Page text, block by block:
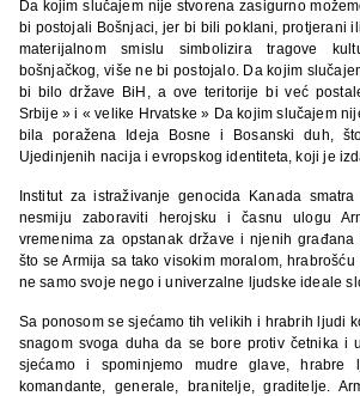
Da kojim slučajem nije stvorena zasigurno
bi postojali Bošnjaci, jer bi bili poklani, protjerani
materijalnom smislu simbolizira tragove
bošnjačkog, više ne bi postojalo. Da kojim
bi bilo države BiH, a ove teritorije bi već
Srbije » i « velike Hrvatske » Da kojim slučajem
bila poražena Ideja Bosne i Bosanski duh,
Ujedinjenih nacija i evropskog identiteta, koji je
Institut za istraživanje genocida Kanada
nesmiju zaboraviti herojsku i časnu ulogu
vremenima za opstanak države i njenih
što se Armija sa tako visokim moralom,
ne samo svoje nego i univerzalne ljudske ideale
Sa ponosom se sjećamo tih velikih i hrabrih ljudi
snagom svoga duha da se bore protiv četnika i
sjećamo i spominjemo mudre glave, hrabre
komandante, generale, branitelje, graditelje.